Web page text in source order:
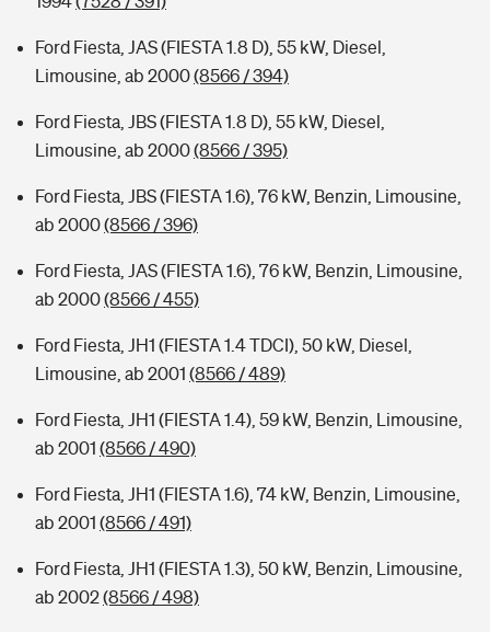
Ford Fiesta, JAS (FIESTA 1.8 D), 55 kW, Diesel,
Limousine, ab 2000(8566 / 394)
Ford Fiesta, JBS (FIESTA 1.8 D), 55 kW, Diesel,
Limousine, ab 2000(8566 / 395)
Ford Fiesta, JBS (FIESTA 1.6), 76 kW, Benzin, Limousine,
ab 2000(8566 / 396)
Ford Fiesta, JAS (FIESTA 1.6), 76 kW, Benzin, Limousine,
ab 2000(8566 / 455)
Ford Fiesta, JH1 (FIESTA 1.4 TDCI), 50 kW, Diesel,
Limousine, ab 2001 (8566 / 489)
Ford Fiesta, JH1 (FIESTA 1.4), 59 kW, Benzin, Limousine,
ab 2001 (8566 / 490)
Ford Fiesta, JH1 (FIESTA 1.6), 74 kW, Benzin, Limousine,
ab 2001 (8566 / 491)
Ford Fiesta, JH1 (FIESTA 1.3), 50 kW, Benzin, Limousine,
ab 2002(8566 / 498)